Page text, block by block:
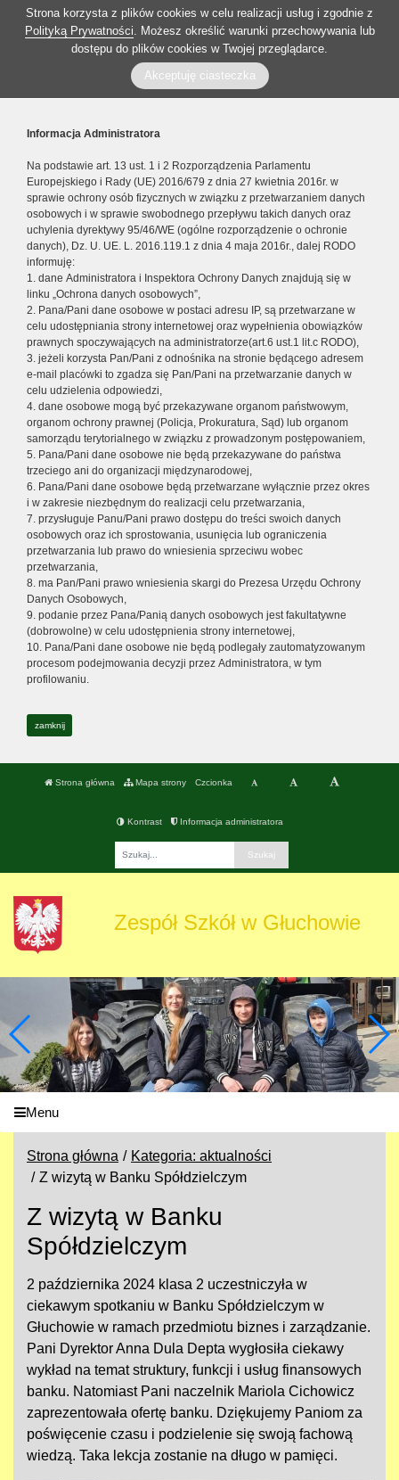
Strona korzysta z plików cookies w celu realizacji usług i zgodnie z
Polityką Prywatności. Możesz określić warunki przechowywania lub
dostępu do plików cookies w Twojej przeglądarce.
Akceptuję ciasteczka
Informacja Administratora
Na podstawie art. 13 ust. 1 i 2 Rozporządzenia Parlamentu
Europejskiego i Rady (UE) 2016/679 z dnia 27 kwietnia 2016r. w
sprawie ochrony osób fizycznych w związku z przetwarzaniem danych
osobowych i w sprawie swobodnego przepływu takich danych oraz
uchylenia dyrektywy 95/46/WE (ogólne rozporządzenie o ochronie
danych), Dz. U. UE. L. 2016.119.1 z dnia 4 maja 2016r., dalej RODO
informuję:
1. dane Administratora i Inspektora Ochrony Danych znajdują się w
linku „Ochrona danych osobowych”,
2. Pana/Pani dane osobowe w postaci adresu IP, są przetwarzane w
celu udostępniania strony internetowej oraz wypełnienia obowiązków
prawnych spoczywających na administratorze(art.6 ust.1 lit.c RODO),
3. jeżeli korzysta Pan/Pani z odnośnika na stronie będącego adresem
e-mail placówki to zgadza się Pan/Pani na przetwarzanie danych w
celu udzielenia odpowiedzi,
4. dane osobowe mogą być przekazywane organom państwowym,
organom ochrony prawnej (Policja, Prokuratura, Sąd) lub organom
samorządu terytorialnego w związku z prowadzonym postępowaniem,
5. Pana/Pani dane osobowe nie będą przekazywane do państwa
trzeciego ani do organizacji międzynarodowej,
6. Pana/Pani dane osobowe będą przetwarzane wyłącznie przez okres
i w zakresie niezbędnym do realizacji celu przetwarzania,
7. przysługuje Panu/Pani prawo dostępu do treści swoich danych
osobowych oraz ich sprostowania, usunięcia lub ograniczenia
przetwarzania lub prawo do wniesienia sprzeciwu wobec
przetwarzania,
8. ma Pan/Pani prawo wniesienia skargi do Prezesa Urzędu Ochrony
Danych Osobowych,
9. podanie przez Pana/Panią danych osobowych jest fakultatywne
(dobrowolne) w celu udostępnienia strony internetowej,
10. Pana/Pani dane osobowe nie będą podlegały zautomatyzowanym
procesom podejmowania decyzji przez Administratora, w tym
profilowaniu.
zamknij
Strona główna Mapa strony Czcionka
Kontrast Informacja administratora
Zespół Szkół w Głuchowie
Menu
Strona główna
Kategoria: aktualności
Z wizytą w Banku Spółdzielczym
Z wizytą w Banku
Spółdzielczym
2 października 2024 klasa 2 uczestniczyła w
ciekawym spotkaniu w Banku Spółdzielczym w
Głuchowie w ramach przedmiotu biznes i zarządzanie.
Pani Dyrektor Anna Dula Depta wygłosiła ciekawy
wykład na temat struktury, funkcji i usług finansowych
banku. Natomiast Pani naczelnik Mariola Cichowicz
zaprezentowała ofertę banku. Dziękujemy Paniom za
poświęcenie czasu i podzielenie się swoją fachową
wiedzą. Taka lekcja zostanie na długo w pamięci.